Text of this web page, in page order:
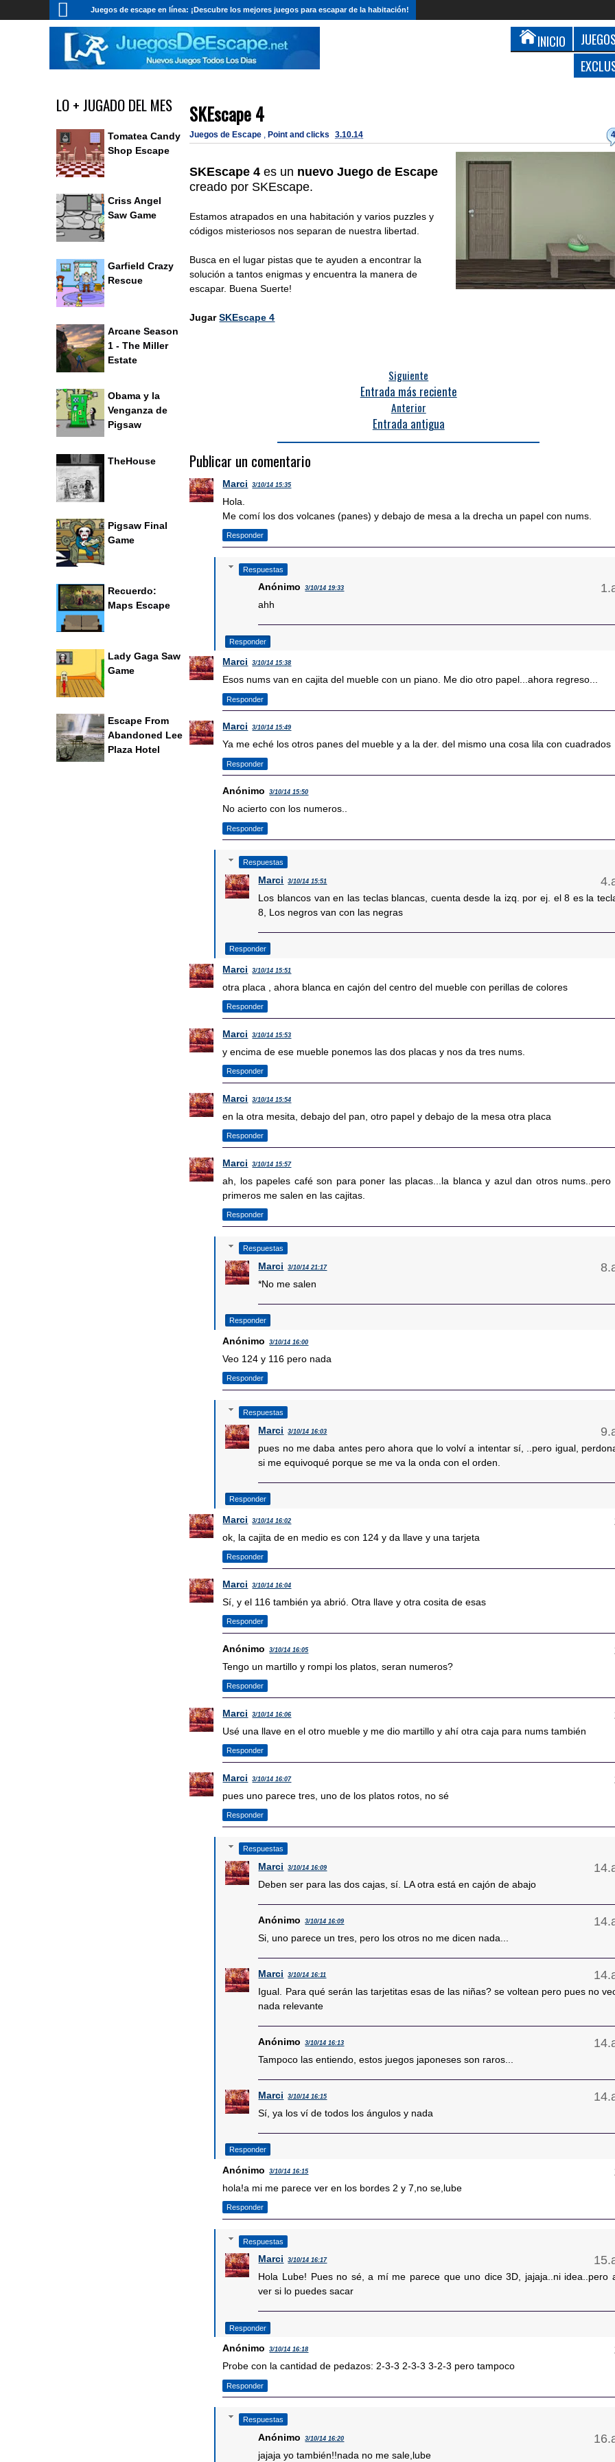
Juegos de escape en línea: ¡Descubre los mejores juegos para escapar de la habitación!
INICIO
SKEscape 4
Juegos de Escape , Point and clicks 3.10.14
SKEscape 4 es un nuevo Juego de Escape
creado por SKEscape.
Estamos atrapados en una habitación y varios puzzles y
códigos misteriosos nos separan de nuestra libertad.
Busca en el lugar pistas que te ayuden a encontrar la
solución a tantos enigmas y encuentra la manera de
escapar. Buena Suerte!
JugarSKEscape 4
Siguiente
Entrada más reciente
Anterior
Entrada antigua
Publicar un comentario
Marci 3/10/14 15:35
Hola.
Me comí los dos volcanes (panes) y debajo de mesa a la drecha un papel con nums.
Responder
Respuestas
Anónimo 3/10/14 19:33
ahh
Responder
Marci 3/10/14 15:38
Esos nums van en cajita del mueble con un piano. Me dio otro papel...ahora regreso...
Responder
Marci 3/10/14 15:49
Ya me eché los otros panes del mueble y a la der. del mismo una cosa lila con cuadrados
Responder
Anónimo 3/10/14 15:50
No acierto con los numeros..
Responder
Respuestas
Marci 3/10/14 15:51
Los blancos van en las teclas blancas, cuenta desde la izq. por ej. el 8 es la
8, Los negros van con las negras
Responder
Marci 3/10/14 15:51
otra placa , ahora blanca en cajón del centro del mueble con perillas de colores
Responder
Marci 3/10/14 15:53
y encima de ese mueble ponemos las dos placas y nos da tres nums.
Responder
Marci 3/10/14 15:54
en la otra mesita, debajo del pan, otro papel y debajo de la mesa otra placa
Responder
Marci 3/10/14 15:57
ah, los papeles café son para poner las placas...la blanca y azul dan otros nums..pero
primeros me salen en las cajitas.
Responder
Respuestas
Marci 3/10/14 21:17
*No me salen
Responder
Anónimo 3/10/14 16:00
Veo 124 y 116 pero nada
Responder
Respuestas
Marci 3/10/14 16:03
pues no me daba antes pero ahora que lo volví a intentar sí, ..pero igual,
si me equivoqué porque se me va la onda con el orden.
Responder
Marci 3/10/14 16:02
ok, la cajita de en medio es con 124 y da llave y una tarjeta
Responder
Marci 3/10/14 16:04
Sí, y el 116 también ya abrió. Otra llave y otra cosita de esas
Responder
Anónimo 3/10/14 16:05
Tengo un martillo y rompi los platos, seran numeros?
Responder
Marci 3/10/14 16:06
Usé una llave en el otro mueble y me dio martillo y ahí otra caja para nums también
Responder
Marci 3/10/14 16:07
pues uno parece tres, uno de los platos rotos, no sé
Responder
Respuestas
Marci 3/10/14 16:09
Deben ser para las dos cajas, sí. LA otra está en cajón de abajo
Anónimo 3/10/14 16:09
Si, uno parece un tres, pero los otros no me dicen nada...
Marci 3/10/14 16:11
Igual. Para qué serán las tarjetitas esas de las niñas? se voltean pero pues no
nada relevante
Anónimo 3/10/14 16:13
Tampoco las entiendo, estos juegos japoneses son raros...
Marci 3/10/14 16:15
Sí, ya los ví de todos los ángulos y nada
Responder
Anónimo 3/10/14 16:15
hola!a mi me parece ver en los bordes 2 y 7,no se,lube
Responder
Respuestas
Marci 3/10/14 16:17
Hola Lube! Pues no sé, a mí me parece que uno dice 3D, jajaja..ni idea..pero
ver si lo puedes sacar
Responder
Anónimo 3/10/14 16:18
Probe con la cantidad de pedazos: 2-3-3 2-3-3 3-2-3 pero tampoco
Responder
Respuestas
Anónimo 3/10/14 16:20
jajaja yo también!!nada no me sale,lube
LO + JUGADO DEL MES
Tomatea Candy
Shop Escape
Criss Angel
Saw Game
Garfield Crazy
Rescue
Arcane Season
1 - The Miller
Estate
Obama y la
Venganza de
Pigsaw
TheHouse
Pigsaw Final
Game
Recuerdo:
Maps Escape
Lady Gaga Saw
Game
Escape From
Abandoned Lee
Plaza Hotel